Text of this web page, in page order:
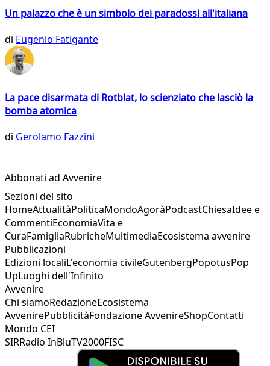
Un palazzo che è un simbolo dei paradossi all'italiana
di Eugenio Fatigante
La pace disarmata di Rotblat, lo scienziato che lasciò la
bomba atomica
di Gerolamo Fazzini
Abbonati ad Avvenire
Sezioni del sito
HomeAttualitàPoliticaMondoAgoràPodcastChiesaIdee e
CommentiEconomiaVita e
CuraFamigliaRubricheMultimediaEcosistema avvenire
Pubblicazioni
Edizioni localiL'economia civileGutenbergPopotusPop
UpLuoghi dell'Infinito
Avvenire
Chi siamoRedazioneEcosistema
AvvenirePubblicitàFondazione AvvenireShopContatti
Mondo CEI
SIRRadio InBluTV2000FISC